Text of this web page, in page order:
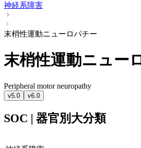
神経系障害
末梢性運動ニューロパチー
末梢性運動ニュー
Peripheral motor neuropathy
v5.0 v6.0
SOC | 器官別大分類